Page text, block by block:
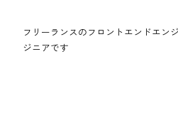
フリーランスのフロントエンドエン
ジニアです